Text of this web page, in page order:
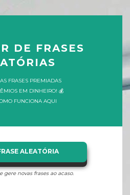
DE FRASES
FRASES PREMIADAS
EM DINHEIRO! 💰
FUNCIONA AQUI
ALEATÓRIA
gere novas frases ao acaso.